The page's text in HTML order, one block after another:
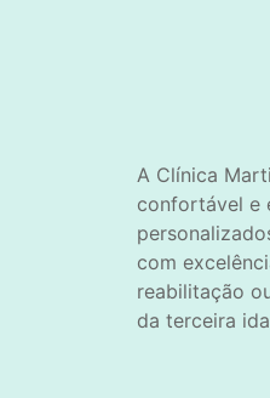
A Clínica
confortável e
com
reabilitação
da terceira